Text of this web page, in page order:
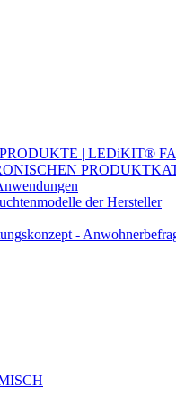
| LEDiKIT®
der Hersteller
-